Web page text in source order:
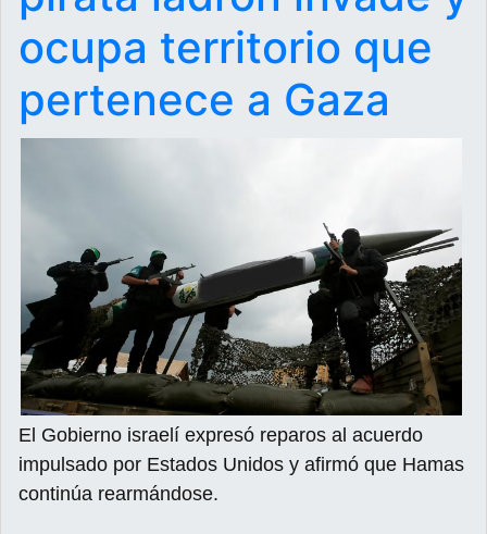
ocupa territorio que
pertenece a Gaza
El Gobierno israelí expresó reparos al acuerdo
impulsado por Estados Unidos y afirmó que Hamas
continúa rearmándose.